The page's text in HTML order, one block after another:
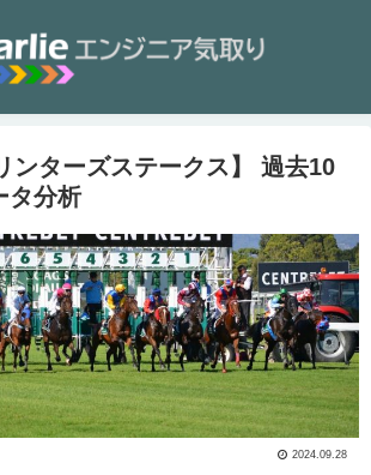
ンターズステークス】 過去10
タ分析
2024.09.28